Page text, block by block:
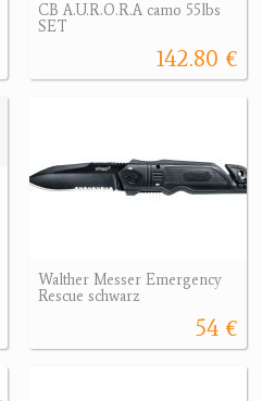
CB A.U.R.O.R.A camo 55lbs
SET
142.80 €
Walther Messer Emergency
Rescue schwarz
54 €